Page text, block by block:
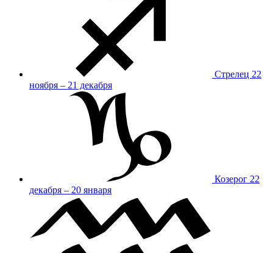
Стрелец 22
ноября – 21 декабря
Козерог 22
декабря – 20 января